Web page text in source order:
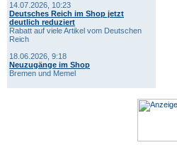
14.07.2026, 10:23
Deutsches Reich im Shop jetzt
deutlich reduziert
Rabatt auf viele Artikel vom Deutschen
Reich
18.06.2026, 9:18
Neuzugänge im Shop
Bremen und Memel